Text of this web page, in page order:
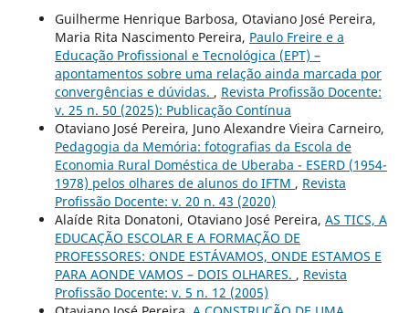
Guilherme Henrique Barbosa, Otaviano José Pereira,
Maria Rita Nascimento Pereira, Paulo Freire e a
Educação Profissional e Tecnológica (EPT) –
apontamentos sobre uma relação ainda marcada por
convergências e dúvidas. , Revista Profissão Docente:
v. 25 n. 50 (2025): Publicação Contínua
Otaviano José Pereira, Juno Alexandre Vieira Carneiro,
Pedagogia da Memória: fotografias da Escola de
Economia Rural Doméstica de Uberaba - ESERD (1954-
1978) pelos olhares de alunos do IFTM , Revista
Profissão Docente: v. 20 n. 43 (2020)
Alaíde Rita Donatoni, Otaviano José Pereira, AS TICS, A
EDUCAÇÃO ESCOLAR E A FORMAÇÃO DE
PROFESSORES: ONDE ESTÁVAMOS, ONDE ESTAMOS E
PARA AONDE VAMOS – DOIS OLHARES. , Revista
Profissão Docente: v. 5 n. 12 (2005)